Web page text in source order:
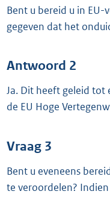
Bent u bereid u in
gegeven dat het
Antwoord 2
Ja. Dit heeft geleid tot
de EU Hoge
Vraag 3
Bent u eveneens
te veroordelen?